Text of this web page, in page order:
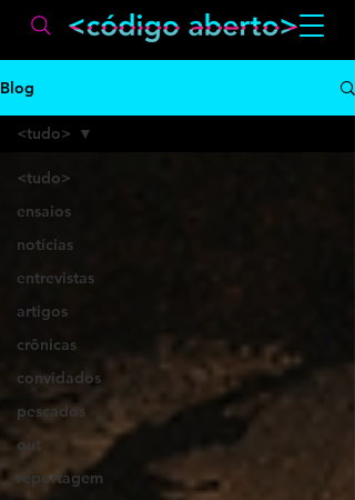
Blog
<tudo>
ensaios
notícias
entrevistas
artigos
crônicas
convidados
pescados
out
reportagem
<tudo>